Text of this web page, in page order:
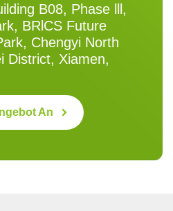
B08, Phase lll,
BRlCS Future
Chengyi North
District, Xiamen,
An